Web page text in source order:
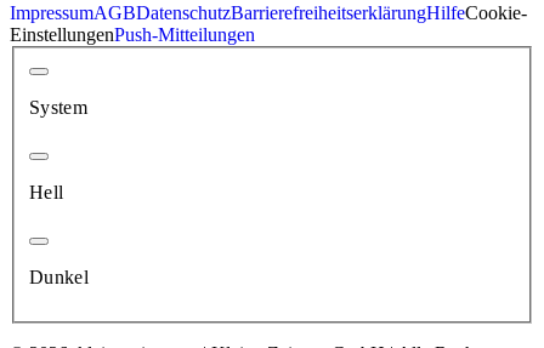
ImpressumAGBDatenschutzBarrierefreiheitserklärungHilfeCookie-
EinstellungenPush-Mitteilungen
System
Hell
Dunkel